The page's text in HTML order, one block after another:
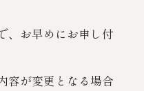
、お早めにお申し付
容が変更となる場合